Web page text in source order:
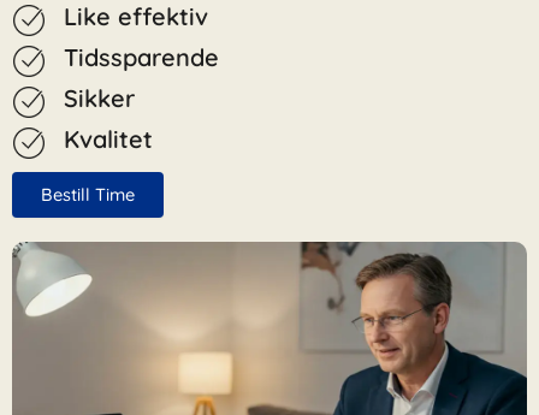
Like effektiv
Tidssparende
Sikker
Kvalitet
Bestill Time